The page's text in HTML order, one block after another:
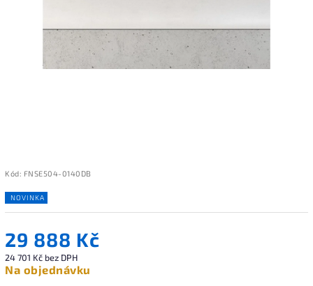
Kód: FNSE504-0140DB
NOVINKA
29 888 Kč
24 701 Kč bez DPH
Na objednávku